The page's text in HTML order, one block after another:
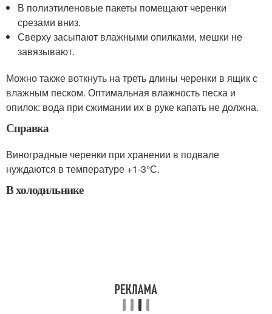
В полиэтиленовые пакеты помещают черенки
срезами вниз.
Сверху засыпают влажными опилками, мешки не
завязывают.
Можно также воткнуть на треть длины черенки в ящик с
влажным песком. Оптимальная влажность песка и
опилок: вода при сжимании их в руке капать не должна.
Справка
Виноградные черенки при хранении в подвале
нуждаются в температуре +1-3°С.
В холодильнике